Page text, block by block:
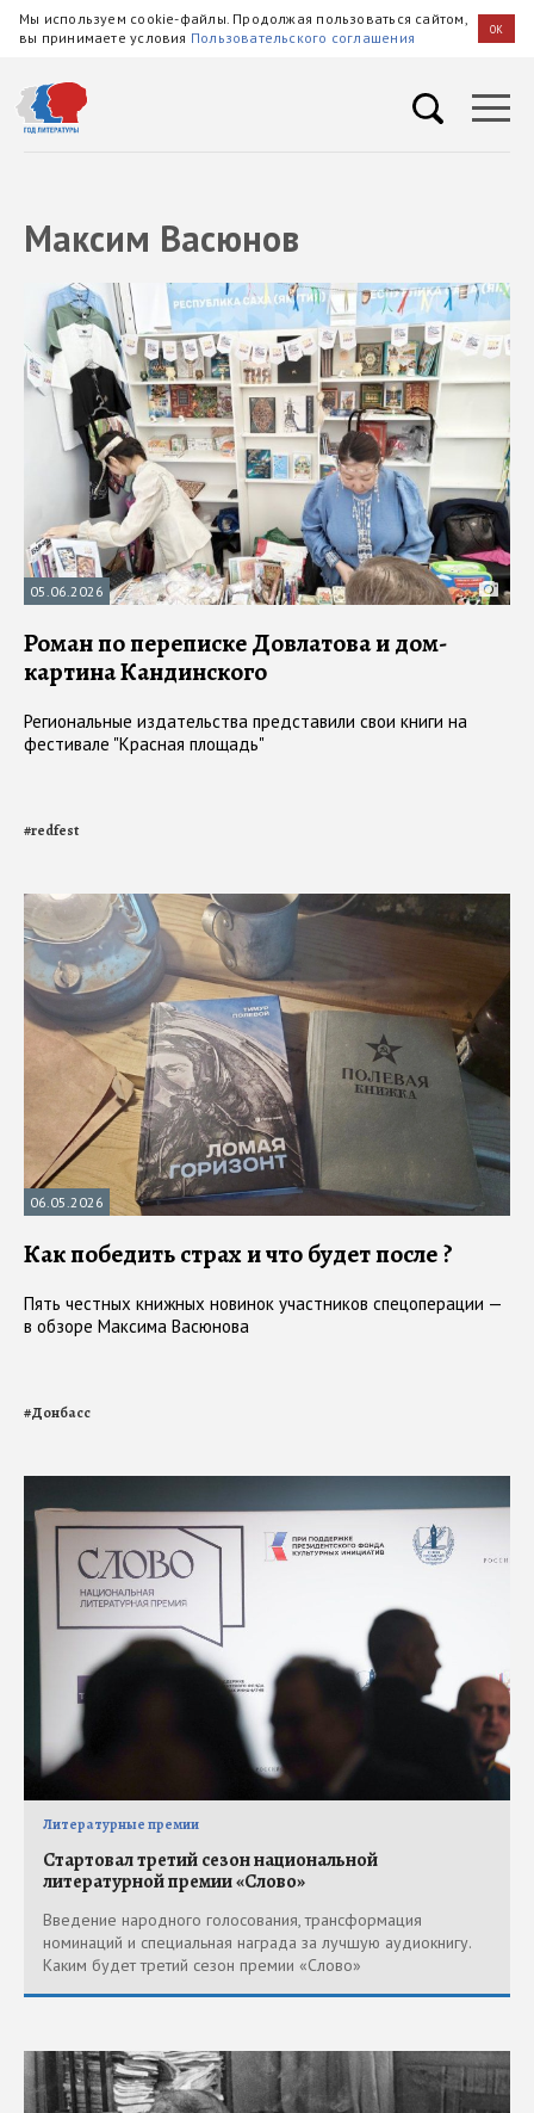
Мы используем cookie-файлы. Продолжая пользоваться сайтом,
вы принимаете условия Пользовательского соглашения OK
Максим Васюнов
05.06.2026
Роман по переписке Довлатова и дом-
картина Кандинского
Региональные издательства представили свои книги на
фестивале "Красная площадь"
#redfest
06.05.2026
Как победить страх и что будет после ?
Пять честных книжных новинок участников спецоперации —
в обзоре Максима Васюнова
#Донбасс
Литературные премии
Стартовал третий сезон национальной
литературной премии «Слово»
Введение народного голосования, трансформация
номинаций и специальная награда за лучшую аудиокнигу.
Каким будет третий сезон премии «Слово»